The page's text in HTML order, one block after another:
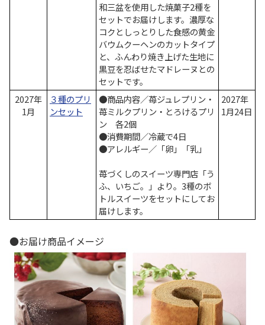
和三盆を使用した焼菓子2種を
セットでお届けします。濃厚な
コクとしっとりした食感の黄金
バウムクーヘンのカットタイプ
と、ふんわり焼き上げた生地に
黒豆を忍ばせたマドレーヌとの
セットです。
2027年
1月
３種のプリ
ンセット
●商品内容／苺ジュレプリン・
苺ミルクプリン・とろけるプリ
ン 各2個
●消費期間／冷蔵で4日
●アレルギー／「卵」「乳」
苺づくしのスイーツ専門店「う
ふ、いちご。」より。3種のボ
トルスイーツをセットにしてお
届けします。
2027年
1月24日
●お届け商品イメージ